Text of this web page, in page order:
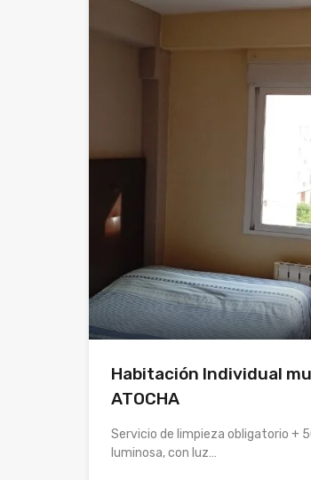
Habitación Individual
ATOCHA
Servicio de limpieza obligatorio +
luminosa, con luz…